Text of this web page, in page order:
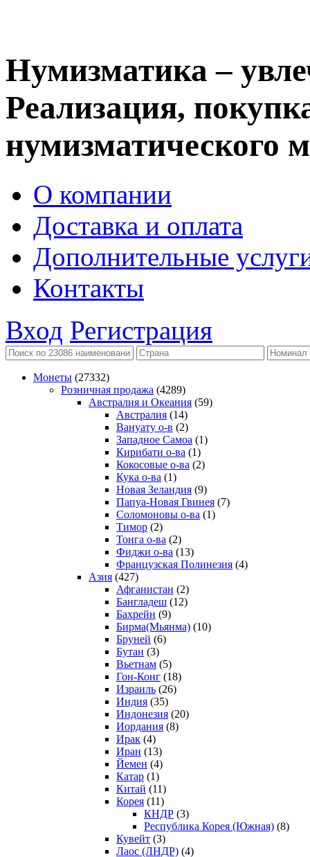
Нумизматика –
Реализация,
нумизматического
О компании
Доставка и оплата
Дополнительные
Контакты
Вход Регистрация
Монеты (27332)
Розничная продажа (4289)
Австралия и Океания (59)
Австралия (14)
Вануату о-в (2)
Западное Самоа (1)
Кирибати о-ва (1)
Кокосовые о-ва (2)
Кука о-ва (1)
Новая Зеландия (9)
Папуа-Новая Гвинея (7)
Соломоновы о-ва (1)
Тимор (2)
Тонга о-ва (2)
Фиджи о-ва (13)
Французская Полинезия (4)
Азия (427)
Афганистан (2)
Бангладеш (12)
Бахрейн (9)
Бирма(Мьянма) (10)
Бруней (6)
Бутан (3)
Вьетнам (5)
Гон-Конг (18)
Израиль (26)
Индия (35)
Индонезия (20)
Иордания (8)
Ирак (4)
Иран (13)
Йемен (4)
Катар (1)
Китай (11)
Корея (11)
КНДР (3)
Республика Корея (Южная) (8)
Кувейт (3)
Лаос (ЛНДР) (4)